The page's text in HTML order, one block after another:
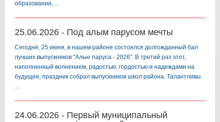
образовании, ...
25.06.2026 - Под алым парусом мечты
️Сегодня, 25 июня, в нашем районе состоялся долгожданный бал
лучших выпускников "Алые паруса - 2026". В третий раз этот,
наполненный волнением, радостью, гордостью и надеждами на
будущее, праздник собрал выпускников школ района. Талантливы
...
24.06.2026 - Первый муниципальный